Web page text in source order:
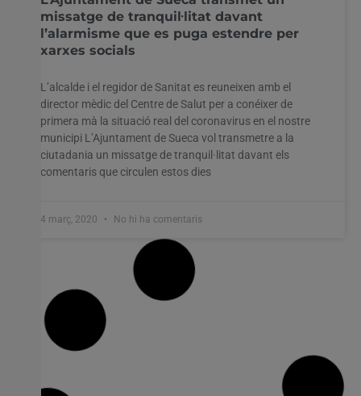
missatge de tranquil·litat davant
l’alarmisme que es puga estendre per
xarxes socials
L’alcalde i el regidor de Sanitat es reuneixen amb el
director mèdic del Centre de Salut per a conéixer de
primera mà la situació real del coronavirus en el nostre
municipi L’Ajuntament de Sueca vol transmetre a la
ciutadania un missatge de tranquil·litat davant els
comentaris que circulen estos dies
4 març, 2020 No hi ha comentaris